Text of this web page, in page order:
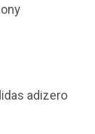
adizero